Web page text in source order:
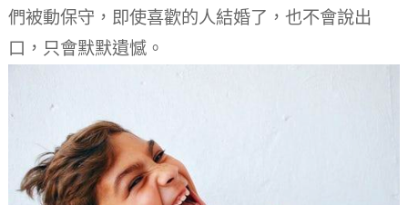
們被動保守，即使喜歡的人結婚了，也不會說出
口，只會默默遺憾。